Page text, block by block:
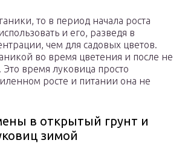
то в период начала роста
и его, разведя в
чем для садовых цветов.
во время цветения и после не
Это время луковица просто
росте и питании она не
в открытый грунт и
зимой